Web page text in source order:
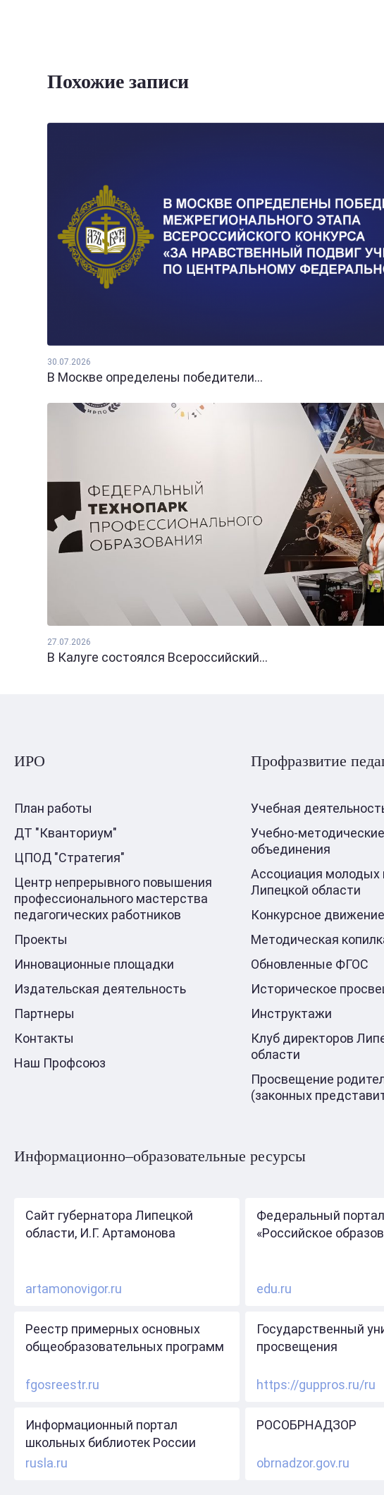
Похожие записи
30.07.2026
В Москве определены победители...
27.07.2026
В Калуге состоялся Всероссийский...
ИРО
План работы
ДТ "Кванториум"
ЦПОД "Стратегия"
Центр непрерывного повышения
профессионального мастерства
педагогических работников
Проекты
Инновационные площадки
Издательская деятельность
Партнеры
Контакты
Наш Профсоюз
Профразвитие
Учебная
Учебно-методические
объединения
Ассоциация молодых
Липецкой области
Конкурсное движение
Методическая
Обновленные ФГОС
Историческое
Инструктажи
Клуб директоров
области
Просвещение
(законных
Информационно–образовательные ресурсы
Сайт губернатора Липецкой
области, И.Г. Артамонова
artamonovigor.ru
Федеральный портал
«Российское
edu.ru
Реестр примерных основных
общеобразовательных программ
fgosreestr.ru
Государственный
просвещения
https://guppros.ru/ru
Информационный портал
школьных библиотек России
rusla.ru
РОСОБРНАДЗОР
obrnadzor.gov.ru